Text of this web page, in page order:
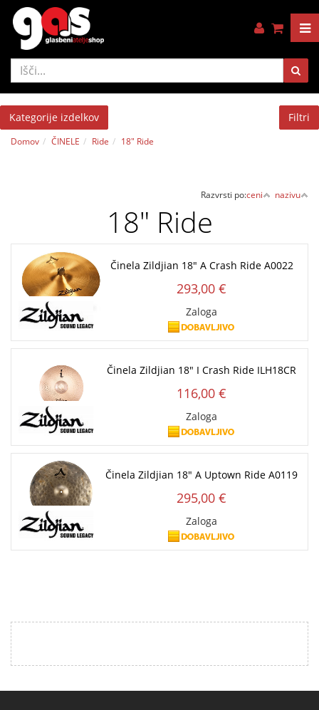
Kategorije izdelkov Filtri
Domov ČINELE Ride 18" Ride
Razvrsti po:ceni nazivu
18" Ride
Činela Zildjian 18" A Crash Ride A0022
293,00 €
Zaloga
Činela Zildjian 18" I Crash Ride ILH18CR
116,00 €
Zaloga
Činela Zildjian 18" A Uptown Ride A0119
295,00 €
Zaloga